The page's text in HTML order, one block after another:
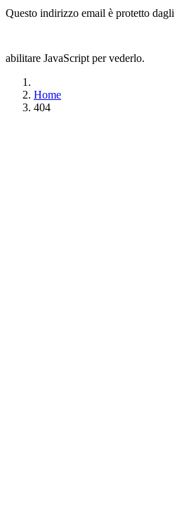
Questo indirizzo email è protetto dagli
abilitare JavaScript per vederlo.
Home
404